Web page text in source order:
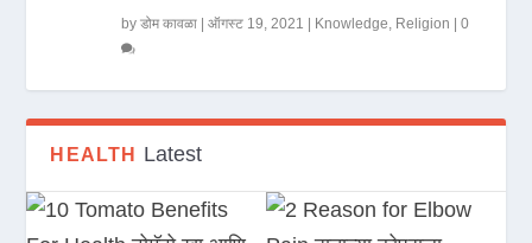
byडोम कावळा |ऑगस्ट 19, 2021 Knowledge, Religion |0
HEALTH Latest